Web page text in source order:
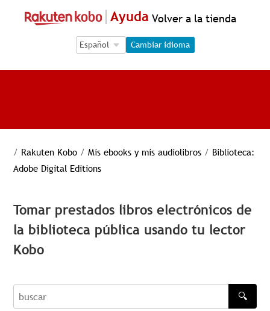
Ayuda Volver a la tienda
Language Selection
Language Selection
Cambiar idioma
/ Rakuten Kobo / Mis ebooks y mis audiolibros / Biblioteca:
Adobe Digital Editions
Tomar prestados libros electrónicos de
la biblioteca pública usando tu lector
Kobo
buscar
🔍